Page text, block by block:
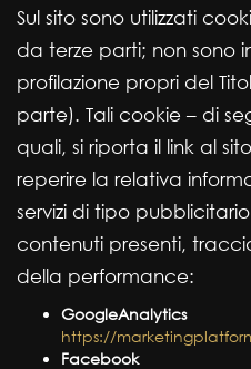
Sul sito sono utilizzati
da terze parti; non sono
profilazione propri del
parte). Tali cookie – di
quali, si riporta il link al
reperire la relativa
servizi di tipo
contenuti presenti,
della performance:
GoogleAnalytics
https://
Facebook